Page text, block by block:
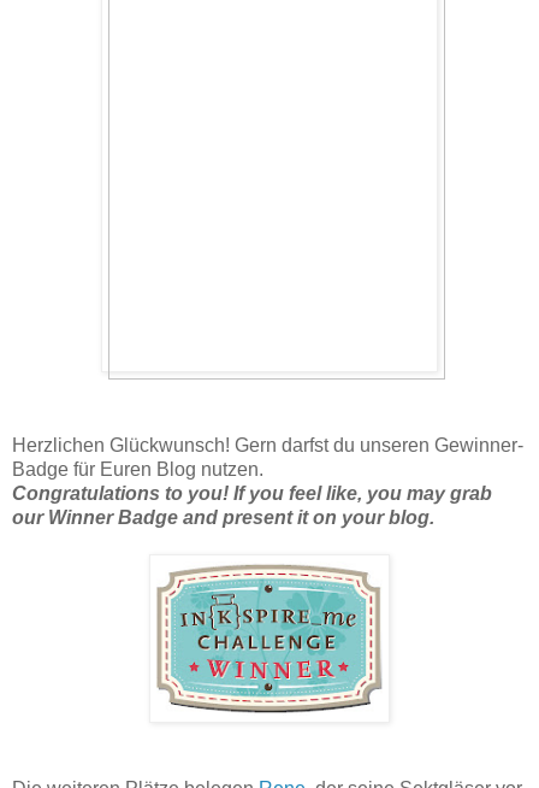
Herzlichen Glückwunsch! Gern darfst du unseren Gewinner-
Badge für Euren Blog nutzen.
Congratulations to you! If you feel like, you may grab
our Winner Badge and present it on your blog.